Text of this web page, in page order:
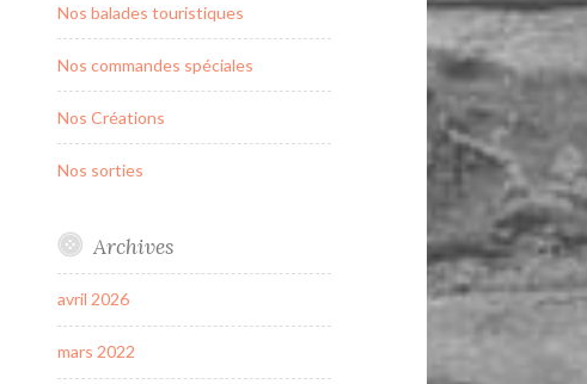
Nos balades touristiques
Nos commandes spéciales
Nos Créations
Nos sorties
Archives
avril 2026
mars 2022